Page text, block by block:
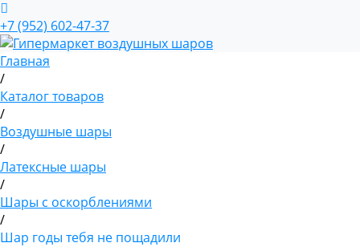
+7 (952) 602-47-37
Главная
/
Каталог товаров
/
Воздушные шары
/
Латексные шары
/
Шары с оскорблениями
/
Шар годы тебя не пощадили